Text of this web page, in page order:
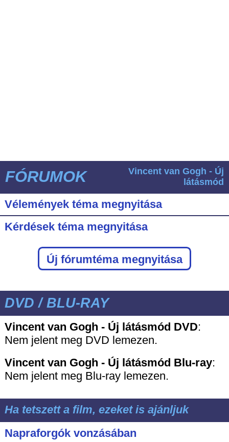
FÓRUMOK
Vincent van Gogh - Új
látásmód
Vélemények téma megnyitása
Kérdések téma megnyitása
Új fórumtéma megnyitása
DVD / BLU-RAY
Vincent van Gogh - Új látásmód DVD:
Nem jelent meg DVD lemezen.
Vincent van Gogh - Új látásmód Blu-ray:
Nem jelent meg Blu-ray lemezen.
Ha tetszett a film, ezeket is ajánljuk
Napraforgók vonzásában